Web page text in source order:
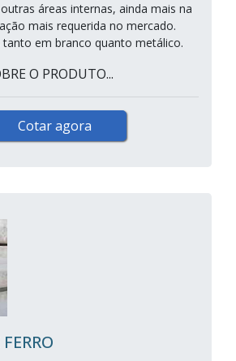
áreas internas, ainda mais na
mais requerida no mercado.
em branco quanto metálico.
O PRODUTO...
Cotar agora